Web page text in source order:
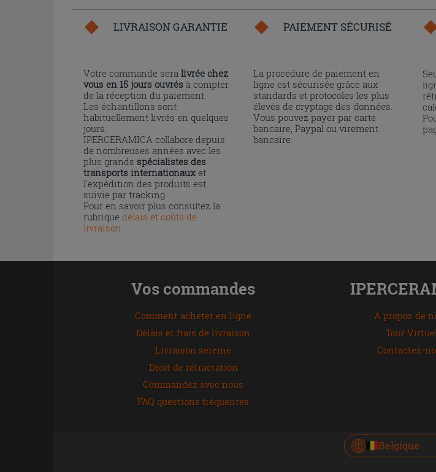
LIVRAISON GARANTIE
Votre commande sera livrée chez
vous en 15 jours ouvrés à compter
de la réception du paiement.
Les échantillons sont
habituellement livrés en quelques
jours.
IPERCERAMICA collabore depuis
de nombreuses années avec les
plus grands spécialistes des
transports internationaux et
l'expédition des produits est
suivie par tracking.
Pour en savoir plus consultez la
rubrique délais et coûts de
livraison
PAIEMENT SÉCURISÉ
La procédure de paiement en
ligne est sécurisée grâce aux
standards et protocoles les plus
élevés de cryptage des données.
Vous pouvez payer par carte
bancaire, Paypal ou virement
bancaire.
Vos commandes
Comment acheter en ligne
Délais et frais de livraison
Livraison sereine
Droit de rétractation
Commandez avec nous
FAQ questions fréquentes
À propos de
Tour Virtuel
Contactez-
Belgique